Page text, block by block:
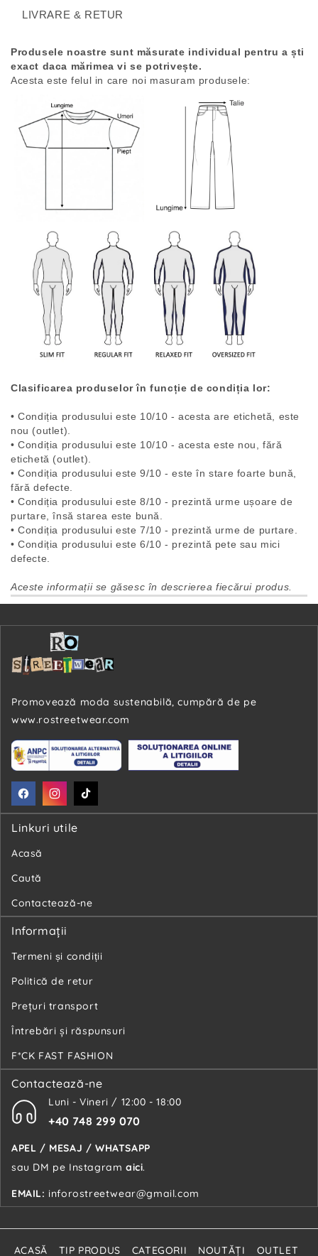
Produsele noastre sunt măsurate individual pentru a ști
exact daca mărimea vi se potrivește.
Acesta este felul in care noi masuram produsele:
Clasificarea produselor în funcție de condiția lor:
• Condiția produsului este 10/10 - acesta are etichetă, este
nou (outlet).
• Condiția produsului este 10/10 - acesta este nou, fără
etichetă (outlet).
• Condiția produsului este 9/10 - este în stare foarte bună,
fără defecte.
• Condiția produsului este 8/10 - prezintă urme ușoare de
purtare, însă starea este bună.
• Condiția produsului este 7/10 - prezintă urme de purtare.
• Condiția produsului este 6/10 - prezintă pete sau mici
defecte.
Aceste informații se găsesc în descrierea fiecărui produs.
LIVRARE & RETUR
Promovează moda sustenabilă, cumpără de pe
www.rostreetwear.com
FacebookInstagramTikTok
Linkuri utile
Acasă
Caută
Contactează-ne
Informaţii
Termeni și condiții
Politică de retur
Preţuri transport
Întrebări şi răspunsuri
F*CK FAST FASHION
Contactează-ne
Luni - Vineri / 12:00 - 18:00
+40 748 299 070
APEL / MESAJ / WHATSAPP
sau DM pe Instagram aici.
EMAIL: inforostreetwear@gmail.com
ACASĂ TIP PRODUS CATEGORII NOUTĂŢI OUTLET